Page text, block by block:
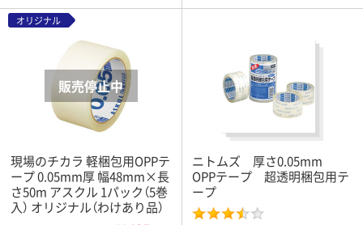
オリジナル
現場のチカラ 軽梱包用OPPテ
ープ 0.05mm厚 幅48mm×長
さ50m アスクル 1パック（5巻
入） オリジナル（わけあり品）
ニトムズ 厚さ0.05mm
OPPテープ 超透明梱包用テ
ープ